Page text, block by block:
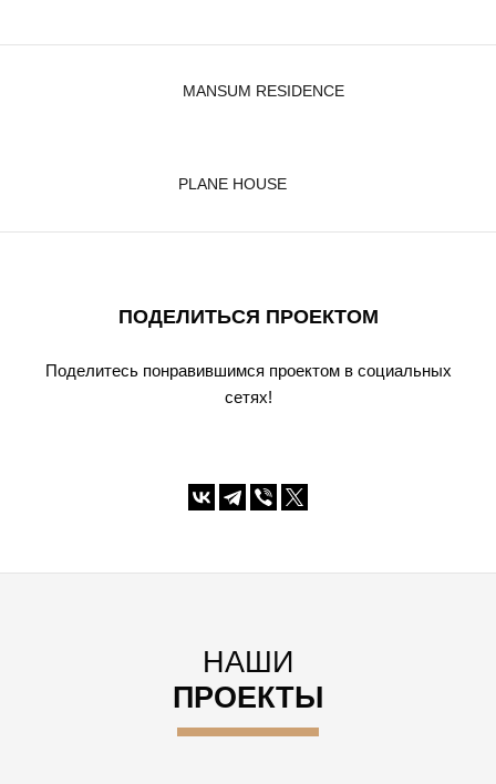
MANSUM RESIDENCE
PLANE HOUSE
ПОДЕЛИТЬСЯ ПРОЕКТОМ
Поделитесь понравившимся проектом в социальных
сетях!
НАШИ
ПРОЕКТЫ